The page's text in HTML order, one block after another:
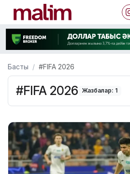
Басты #FIFA 2026
#FIFA 2026 Жазбалар: 1